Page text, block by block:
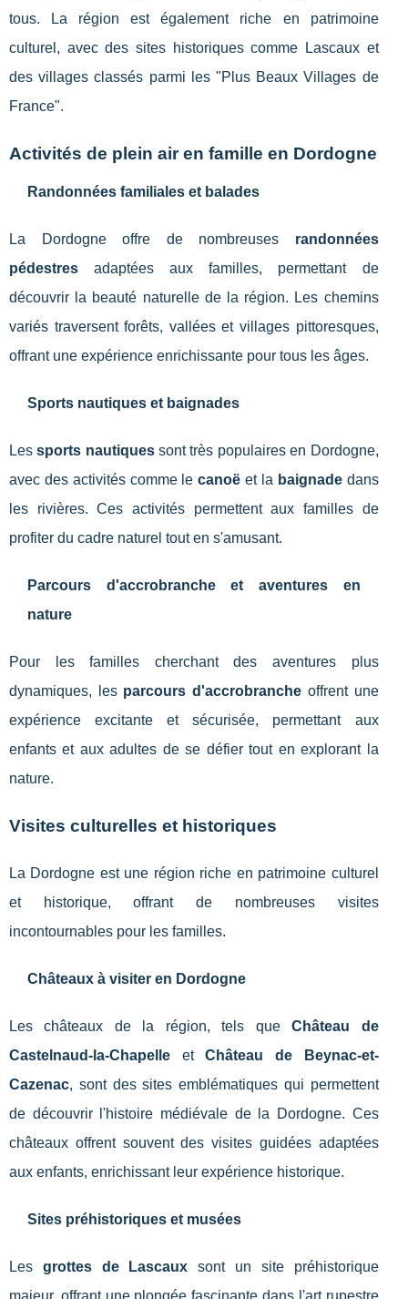
tous. La région est également riche en patrimoine
culturel, avec des sites historiques comme Lascaux et
des villages classés parmi les "Plus Beaux Villages de
France".
Activités de plein air en famille en Dordogne
Randonnées familiales et balades
La Dordogne offre de nombreuses randonnées
pédestres adaptées aux familles, permettant de
découvrir la beauté naturelle de la région. Les chemins
variés traversent forêts, vallées et villages pittoresques,
offrant une expérience enrichissante pour tous les âges.
Sports nautiques et baignades
Lessports nautiquessont très populaires en Dordogne,
avec des activités comme lecanoë et la baignadedans
les rivières. Ces activités permettent aux familles de
profiter du cadre naturel tout en s'amusant.
Parcours d'accrobranche et aventures en
nature
Pour les familles cherchant des aventures plus
dynamiques, les parcours d'accrobranche offrent une
expérience excitante et sécurisée, permettant aux
enfants et aux adultes de se défier tout en explorant la
nature.
Visites culturelles et historiques
La Dordogne est une région riche en patrimoine culturel
et historique, offrant de nombreuses visites
incontournables pour les familles.
Châteaux à visiter en Dordogne
Les châteaux de la région, tels queChâteau de
Castelnaud-la-Chapelle etChâteau de Beynac-et-
Cazenac, sont des sites emblématiques qui permettent
de découvrir l'histoire médiévale de la Dordogne. Ces
châteaux offrent souvent des visites guidées adaptées
aux enfants, enrichissant leur expérience historique.
Sites préhistoriques et musées
Les grottes de Lascaux sont un site préhistorique